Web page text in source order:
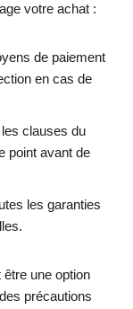
votre achat :
de paiement
en cas de
clauses du
point avant de
les garanties
être une option
précautions